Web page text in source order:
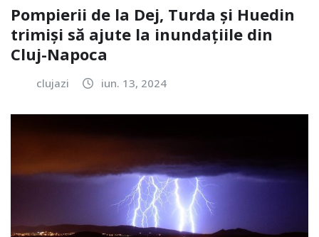
Pompierii de la Dej, Turda și Huedin
trimiși să ajute la inundațiile din
Cluj-Napoca
clujazi iun. 13, 2024